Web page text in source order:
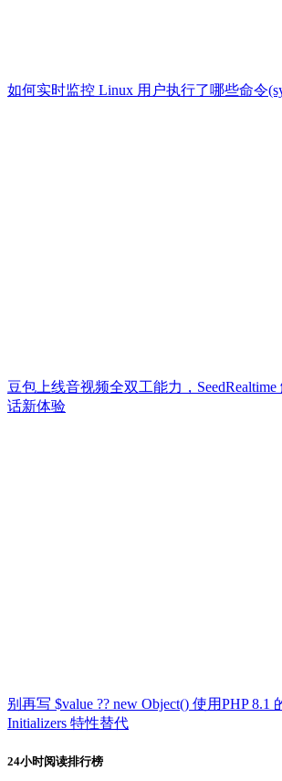
如何实时监控 Linux 用户执行了哪些命令
豆包上线音视频全双工能力，
话新体验
别再写 $value ?? new Object() 使用PHP 8.1
Initializers 特性替代
24小时阅读排行榜